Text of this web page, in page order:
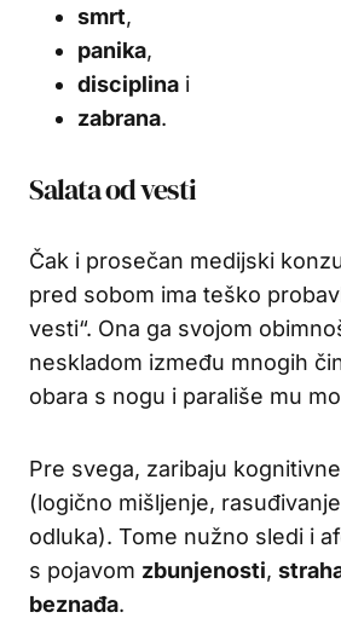
smrt,
panika,
disciplina i
zabrana.
Salata od vesti
Čak i prosečan medijski
pred sobom ima teško
vesti“. Ona ga svojom
neskladom između mnogih
obara s nogu i parališe mu
Pre svega, zaribaju
(logično mišljenje,
odluka). Tome nužno sledi i
s pojavom zbunjenosti,
beznađa.